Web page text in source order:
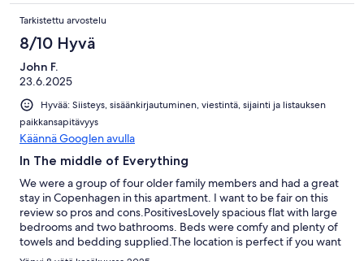
Appreciated the washer/dryer as we have messy pre-teens. It
was great that there was laundry detergent provided. We
would definitely stay here again, but just know that if you’re not
a night owl or you are a light sleeper, this perfect location does
mean it can be noisy on the weekend. The kitchen was well-
equipped with tableware and pots/pans- with the notable
exception of a microwave, we managed to reheat leftovers the
« old fashioned » way. Excellent coffee was provided, but you’ll
need ALL the other staples. Be sure to bring a hairdryer and
soap/ shampoo.
Tarkistettu arvostelu
8/10 Hyvä
John F.
23.6.2025
Hyvää: Siisteys, sisäänkirjautuminen, viestintä, sijainti ja listauksen
paikkansapitävyys
Käännä Googlen avulla
In The middle of Everything
We were a group of four older family members and had a great
stay in Copenhagen in this apartment. I want to be fair on this
review so pros and cons.PositivesLovely spacious flat with large
bedrooms and two bathrooms. Beds were comfy and plenty of
towels and bedding supplied.The location is perfect if you want
to be central and walk around. Just a couple of minutes to